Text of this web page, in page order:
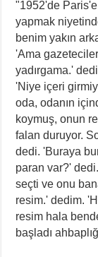
"1952'de
yapmak
benim yakın
'Ama
yadırgama.'
'Niye içeri
oda, odanın
koymuş, onun
falan duruyor.
dedi. 'Buraya
paran var?'
seçti ve onu
resim.' dedim.
resim hala
başladı